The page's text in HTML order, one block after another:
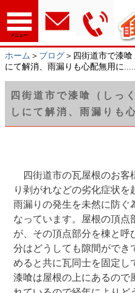
メニュー
ホーム ＞ ブログ ＞四街道市で漆
にて解消、雨漏りも心配無用に.....
四街道市で漆喰（しっ
しにて解消、雨漏りも
四街道市の瓦屋根のお客
り剥がれなどの劣化症状
雨漏りの発生を未然に防ぐ
なっています。屋根の頂点
が、その頂点部分を棟と呼
分はどうしても隙間ができ
めると共に瓦同士を固定し
漆喰は屋根の上にあるので